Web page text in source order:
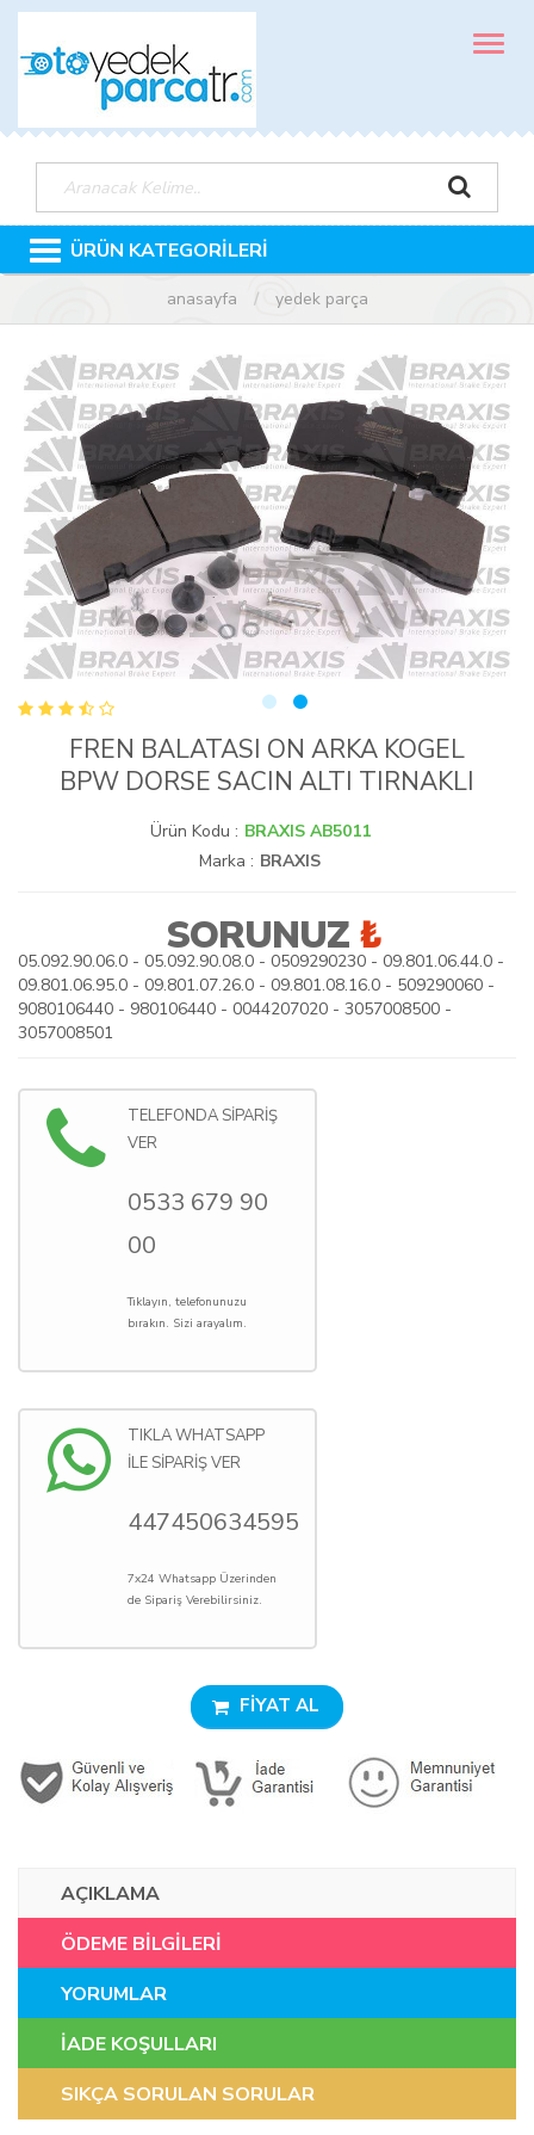
MENÜ
ÜRÜN KATEGORİLERİ
anasayfa yedek parça
FREN BALATASI ON ARKA KOGEL
BPW DORSE SACIN ALTI TIRNAKLI
Ürün Kodu : BRAXIS AB5011
Marka : BRAXIS
SORUNUZ₺
05.092.90.06.0 - 05.092.90.08.0 - 0509290230 - 09.801.06.44.0 -
09.801.06.95.0 - 09.801.07.26.0 - 09.801.08.16.0 - 509290060 -
9080106440 - 980106440 - 0044207020 - 3057008500 -
3057008501
TELEFONDA SİPARİŞ
VER
0533 679 90
00
Tıklayın, telefonunuzu
bırakın. Sizi arayalım.
TIKLA WHATSAPP
İLE SİPARİŞ VER
447450634595
7x24 Whatsapp Üzerinden
de Sipariş Verebilirsiniz.
FİYAT AL
AÇIKLAMA
ÖDEME BİLGİLERİ
YORUMLAR
İADE KOŞULLARI
SIKÇA SORULAN SORULAR